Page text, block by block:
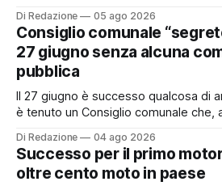
possibile adesione del Comune alla
“rottamazione quinquies” dei carichi
Riscossione. Prima, però, c’è un
Di Redazione 05 ago 2026
Consiglio comunale
27 giugno senza alcuna
pubblica
Il 27 giugno è successo qualcosa di
è tenuto un Consiglio comunale che,
pubblicamente comunicato ai cittadini
Pretorio. Un’anomalia che merita
comunale è, per sua natura,
Di Redazione 04 ago 2026
Successo per il primo
oltre cento moto in paese